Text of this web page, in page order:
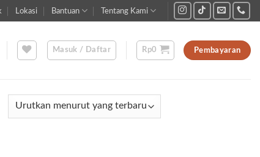
Lokasi Bantuan Tentang Kami
Masuk / Daftar Rp0 Pembayaran